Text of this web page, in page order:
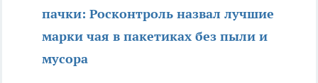
пачки: Росконтроль назвал лучшие
марки чая в пакетиках без пыли и
мусора